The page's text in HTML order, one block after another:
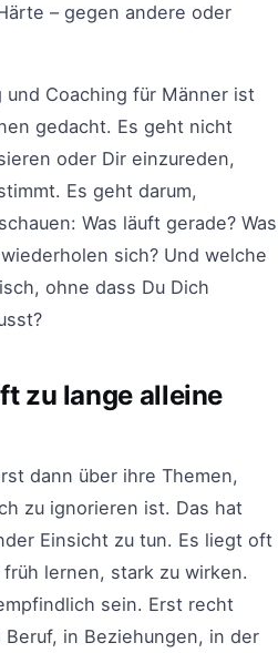
– gegen andere oder
und Coaching für Männer ist
gedacht. Es geht nicht
oder Dir einzureden,
Es geht darum,
Was läuft gerade? Was
sich? Und welche
ohne dass Du Dich
zu lange alleine
dann über ihre Themen,
zu ignorieren ist. Das hat
Einsicht zu tun. Es liegt oft
lernen, stark zu wirken.
sein. Erst recht
in Beziehungen, in der